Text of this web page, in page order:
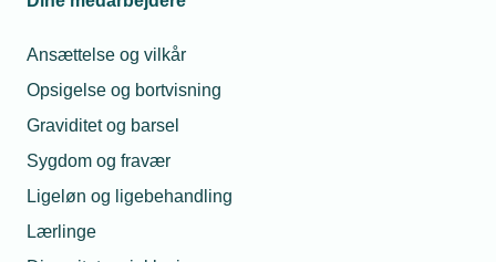
Ansættelse og vilkår
Opsigelse og bortvisning
Graviditet og barsel
Sygdom og fravær
Ligeløn og ligebehandling
Lærlinge